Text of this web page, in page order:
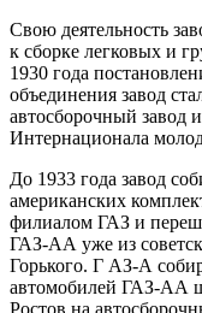
Свою деятельность
к сборке легковых и
1930 года
объединения завод
автосборочный завод
Интернационала
До 1933 года завод
американских
филиалом ГАЗ и
ГАЗ-АА уже из
Горького. Г АЗ-А
автомобилей ГАЗ-АА
Ростов на